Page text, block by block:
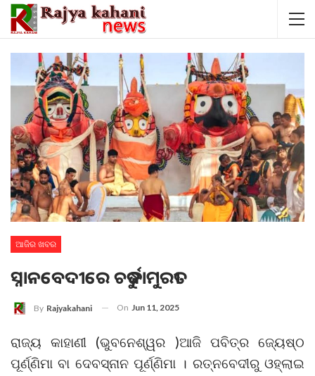
ଆଜିର ଖବର
ସ୍ନାନବେଦୀରେ ଚତୁର୍ଦ୍ଧାମୁରତୀ
By Rajyakahani On Jun 11, 2025
ରାଜ୍ୟ କାହାଣୀ (ଭୁବନେଶ୍ୱର )ଆଜି ପବିତ୍ର ଜ୍ୟେଷ୍ଠ
ପୂର୍ଣ୍ଣିମା ବା ଦେବସ୍ନାନ ପୂର୍ଣ୍ଣିମା । ରତ୍ନବେଦୀରୁ ଓହ୍ଲାଇ